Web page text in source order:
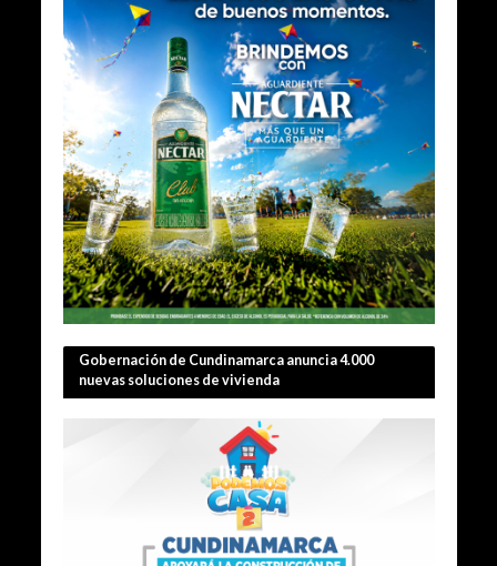
Gobernación de Cundinamarca anuncia 4.000
nuevas soluciones de vivienda